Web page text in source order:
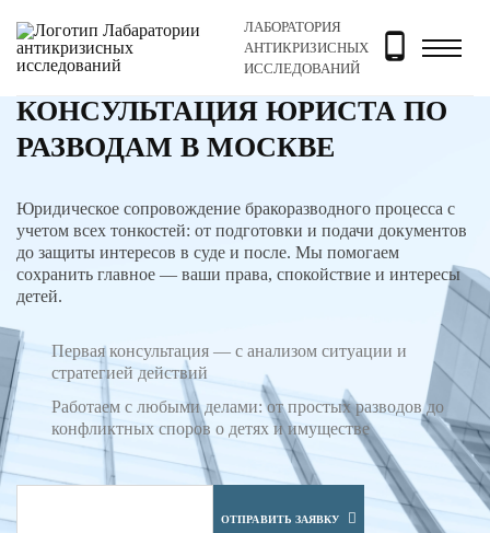
ЛАБОРАТОРИЯ
АНТИКРИЗИСНЫХ
ИССЛЕДОВАНИЙ
Главная Услуги Семейное право Консультация
КОНСУЛЬТАЦИЯ ЮРИСТА ПО
РАЗВОДАМ В МОСКВЕ
Юридическое сопровождение бракоразводного процесса с
учетом всех тонкостей: от подготовки и подачи документов
до защиты интересов в суде и после. Мы помогаем
сохранить главное — ваши права, спокойствие и интересы
детей.
Первая консультация — с анализом ситуации и
стратегией действий
Работаем с любыми делами: от простых разводов до
конфликтных споров о детях и имуществе
ОТПРАВИТЬ ЗАЯВКУ